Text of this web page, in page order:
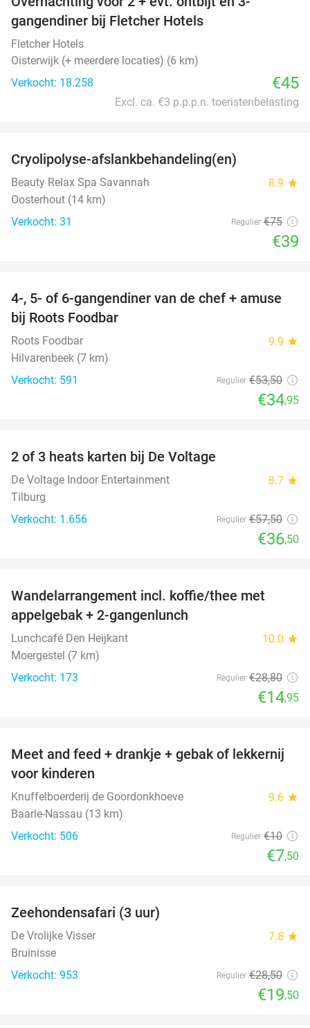
gangendiner bij Fletcher Hotels
Fletcher Hotels
Oisterwijk (+ meerdere locaties) (6 km)
Verkocht: 18.258
€45
Excl. ca. €3 p.p.p.n. toeristenbelasting
Cryolipolyse-afslankbehandeling(en)
Beauty Relax Spa Savannah 8.9 star
Oosterhout (14 km)
Verkocht: 31
Regulier €75
€39
35%
4-, 5- of 6-gangendiner van de chef + amuse
bij Roots Foodbar
Roots Foodbar 9.9 star
Hilvarenbeek (7 km)
Verkocht: 591
Regulier €53,50
€34,95
2 of 3 heats karten bij De Voltage
De Voltage Indoor Entertainment 8.7 star
Tilburg
Verkocht: 1.656
Regulier €57,50
€36,50
Wandelarrangement incl. koffie/thee met
appelgebak + 2-gangenlunch
Lunchcafé Den Heijkant 10.0 star
Moergestel (7 km)
Verkocht: 173
Regulier €28,80
€14,95
25%
Meet and feed + drankje + gebak of lekkernij
voor kinderen
Knuffelboerderij de Goordonkhoeve 9.6 star
Baarle-Nassau (13 km)
Verkocht: 506
Regulier €10
€7,50
Zeehondensafari (3 uur)
De Vrolijke Visser 7.8 star
Bruinisse
Verkocht: 953
Regulier €28,50
€19,50